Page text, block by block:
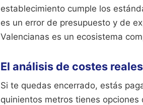
establecimiento cumple los
es un error de presupuesto y de
Valencianas es un ecosistema
El análisis de costes
Si te quedas encerrado, estás
quinientos metros tienes